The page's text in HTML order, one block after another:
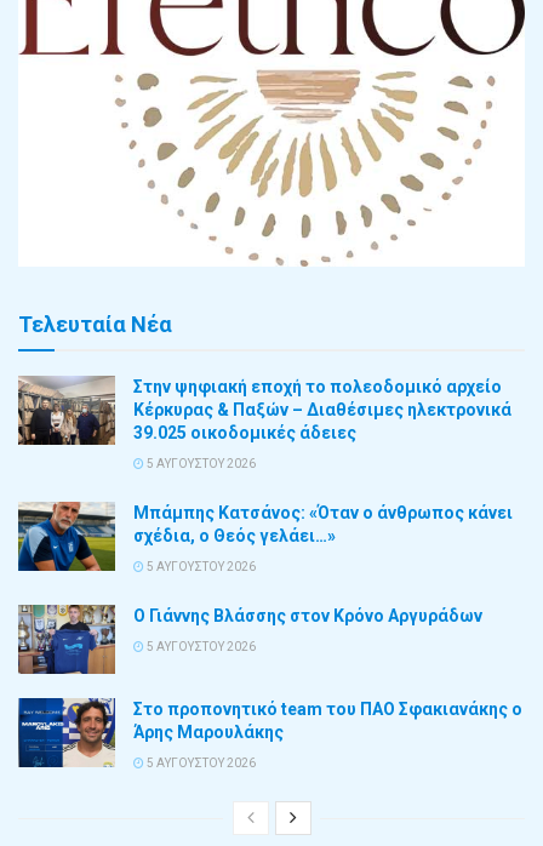
Τελευταία Νέα
Στην ψηφιακή εποχή το πολεοδομικό αρχείο
Κέρκυρας & Παξών – Διαθέσιμες ηλεκτρονικά
39.025 οικοδομικές άδειες
5 ΑΥΓΟΎΣΤΟΥ 2026
Μπάμπης Κατσάνος: «Όταν ο άνθρωπος κάνει
σχέδια, ο Θεός γελάει…»
5 ΑΥΓΟΎΣΤΟΥ 2026
Ο Γιάννης Βλάσσης στον Κρόνο Αργυράδων
5 ΑΥΓΟΎΣΤΟΥ 2026
Στο προπονητικό team του ΠΑΟ Σφακιανάκης ο
Άρης Μαρουλάκης
5 ΑΥΓΟΎΣΤΟΥ 2026